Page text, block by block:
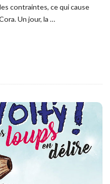
contraintes, ce qui cause
Un jour, la …